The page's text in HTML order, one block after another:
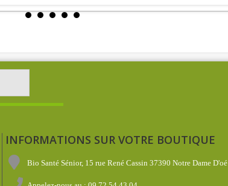
INFORMATIONS SUR VOTRE BOUTIQUE
Bio Santé Sénior, 15 rue René Cassin 37390 Notre Dame D'oé